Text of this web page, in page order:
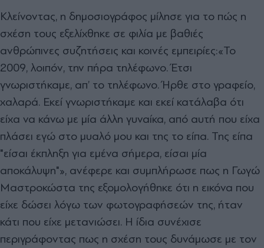
Κλείνοντας, η δημοσιογράφος μίλησε για το πώς η
σχέση τους εξελίχθηκε σε φιλία με βαθιές
ανθρώπινες συζητήσεις και κοινές εμπειρίες:«Το
2009, λοιπόν, την πήρα τηλέφωνο. Έτσι
γνωριστήκαμε, απ’ το τηλέφωνο. Ήρθε στο γραφείο,
χαλαρά. Εκεί γνωριστήκαμε και εκεί κατάλαβα ότι
είχα να κάνω με μία άλλη γυναίκα, από αυτή που είχα
πλάσει εγώ στο μυαλό μου και της το είπα. Της είπα
"είσαι έκπληξη για εμένα σήμερα, είσαι μία
αποκάλυψη"», ανέφερε και συμπλήρωσε πως η Γωγώ
Μαστροκώστα της εξομολογήθηκε ότι η εικόνα που
είχε δώσει λόγω των φωτογραφήσεών της, ήταν
κάτι που είχε μετανιώσει. Η ίδια συνέχισε
περιγράφοντας πως η σχέση τους δυνάμωσε με τον